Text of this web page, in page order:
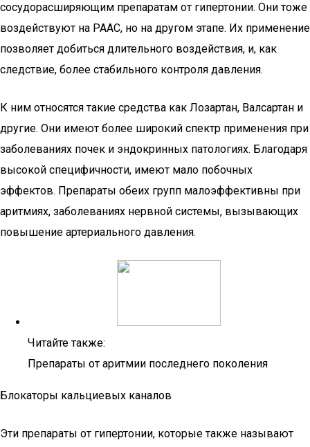
сосудорасширяющим препаратам от гипертонии. Они тоже
воздействуют на РААС, но на другом этапе. Их применение
позволяет добиться длительного воздействия, и, как
следствие, более стабильного контроля давления.
К ним относятся такие средства как Лозартан, Валсартан и
другие. Они имеют более широкий спектр применения при
заболеваниях почек и эндокринных патологиях. Благодаря
высокой специфичности, имеют мало побочных
эффектов. Препараты обеих групп малоэффективны при
аритмиях, заболеваниях нервной системы, вызывающих
повышение артериального давления.
Читайте также:
Препараты от аритмии последнего поколения
Блокаторы кальциевых каналов
Эти препараты от гипертонии, которые также называют